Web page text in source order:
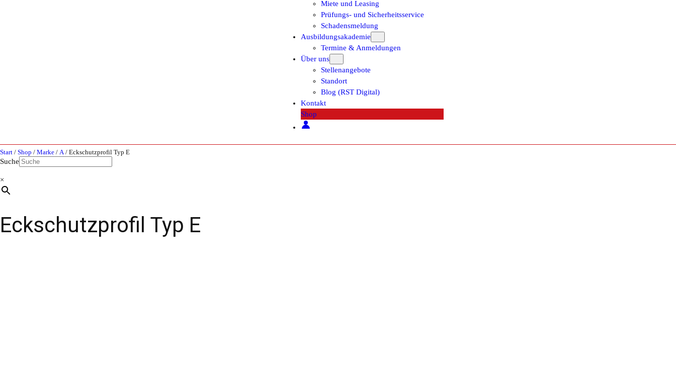
Miete und Leasing
Prüfungs- und Sicherheitsservice
Schadensmeldung
Ausbildungsakademie
Termine & Anmeldungen
Über uns
Stellenangebote
Standort
Blog (RST Digital)
Kontakt
Shop
Start / Shop / Marke / A/ Eckschutzprofil Typ E
Suche
×
Eckschutzprofil Typ E